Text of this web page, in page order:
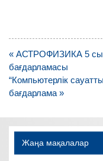
Навигация
по
записям
« АСТРОФИЗИКА 5
бағдарламасы
“Компьютерлік
бағдарлама »
Жаңа мақалалар